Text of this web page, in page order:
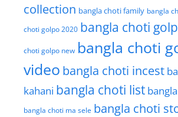
collection bangla choti family bangla
choti golpo 2020 bangla choti
choti golpo new bangla choti
video bangla choti incest
kahani bangla choti list
bangla choti ma sele bangla choti